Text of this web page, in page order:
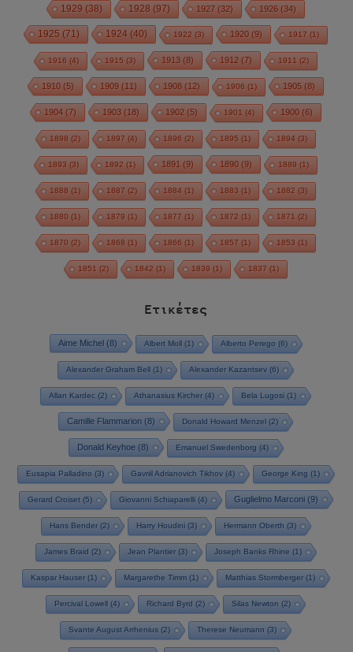
1929 (38) 1928 (97) 1927 (32) 1926 (34)
1925 (71) 1924 (40) 1922 (3) 1920 (9) 1917 (1)
1916 (4) 1915 (3) 1913 (8) 1912 (7) 1911 (2)
1910 (5) 1909 (11) 1908 (12) 1906 (1) 1905 (8)
1904 (7) 1903 (18) 1902 (5) 1901 (4) 1900 (6)
1898 (2) 1897 (4) 1896 (2) 1895 (1) 1894 (3)
1893 (3) 1892 (1) 1891 (9) 1890 (9) 1889 (1)
1888 (1) 1887 (2) 1884 (1) 1883 (1) 1882 (3)
1880 (1) 1879 (1) 1877 (1) 1872 (1) 1871 (2)
1870 (2) 1868 (1) 1866 (1) 1857 (1) 1853 (1)
1851 (2) 1842 (1) 1839 (1) 1837 (1)
Ετικέτες
Aime Michel(8) Albert Moll(1) Alberto Perego (6)
Alexander Graham Bell (1) Alexander Kazantsev (6)
Allan Kardec (2) Athanasius Kircher (4) Bela Lugosi (1)
Camille Flammarion (8) Donald Howard Menzel (2)
Donald Keyhoe(8) Emanuel Swedenborg (4)
Eusapia Palladino (3) Gavriil Adrianovich Tikhov(4) George King (1)
Gerard Croiset(5) Giovanni Schiaparelli(4) Guglielmo Marconi(9)
Hans Bender(2) Harry Houdini(3) Hermann Oberth (3)
James Braid (2) Jean Plantier(3) Joseph Banks Rhine (1)
Kaspar Hauser(1) Margarethe Timm(1) Matthias Stormberger(1)
Percival Lowell (4) Richard Byrd (2) Silas Newton (2)
Svante August Arrhenius (2) Therese Neumann (3)